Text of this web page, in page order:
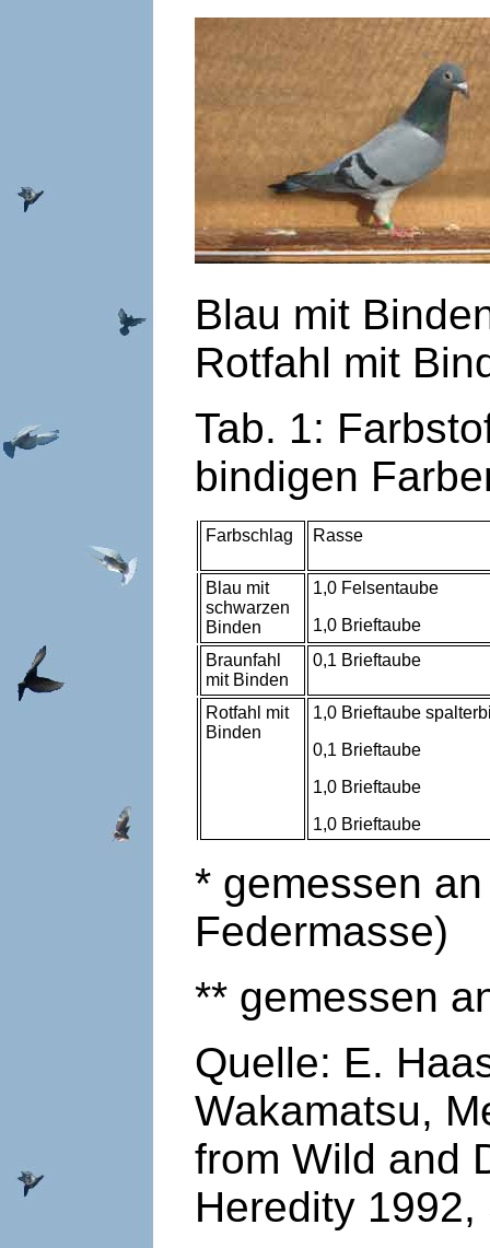
Blau
Rotfahl mit
Tab. 1:
bindigen
Farbschlag Rasse
Blau mit
schwarzen
Binden
1,0 Felsentaube
1,0 Brieftaube
Braunfahl
mit Binden
0,1 Brieftaube
Rotfahl mit
Binden
1,0 Brieftaube
0,1 Brieftaube
1,0 Brieftaube
1,0 Brieftaube
* gemessen
Federmasse)
** gemessen
Quelle: E.
Wakamatsu,
from Wild and
Heredity 1992,